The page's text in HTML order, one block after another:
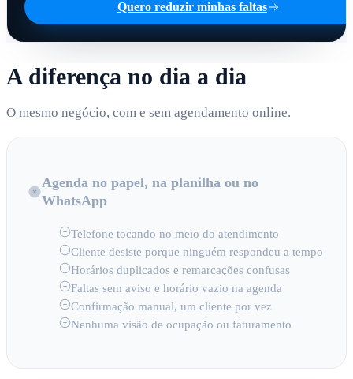
Quero reduzir minhas faltas
A diferença no dia a dia
O mesmo negócio, com e sem agendamento online.
Agenda no papel, na planilha ou no
WhatsApp
Telefone tocando no meio do atendimento
Cliente desiste porque ninguém respondeu a tempo
Horários duplicados e remarcações confusas
Faltas sem aviso e horário vazio na agenda
Confirmação manual, um cliente por vez
Nenhuma visão de ocupação ou faturamento